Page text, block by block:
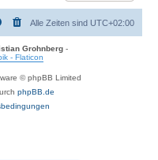
Alle Zeiten sind UTC+02:00
Grohnberg-
- Flaticon
© phpBB Limited
phpBB.de